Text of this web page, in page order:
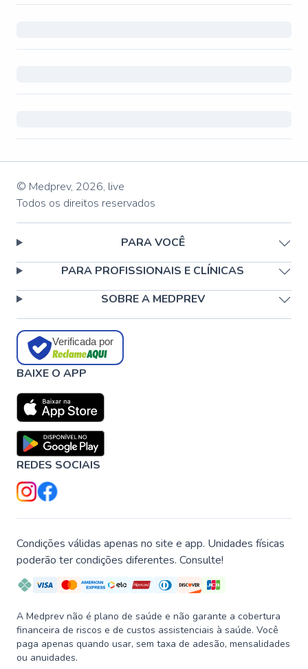
© Medprev, 2026, live
Todos os direitos reservados
PARA VOCÊ
PARA PROFISSIONAIS E CLÍNICAS
SOBRE A MEDPREV
Verificada por
BAIXE O APP
REDES SOCIAIS
Condições válidas apenas no site e app. Unidades físicas
poderão ter condições diferentes. Consulte!
A Medprev não é plano de saúde e não garante a cobertura
financeira de riscos e de custos assistenciais à saúde. Você
paga apenas quando usar, sem taxa de adesão, mensalidades
ou anuidades.